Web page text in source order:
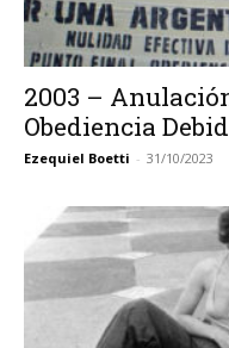
2003 –
Obediencia
Ezequiel Boetti - 31/10/2023